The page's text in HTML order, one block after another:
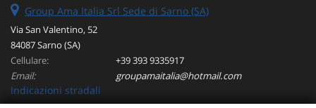
Group Ama Italia Srl Sede di Sarno (SA)
Via San Valentino, 52
84087 Sarno (SA)
Cellulare:
+39 393 9335917
Email:
groupamaitalia@hotmail.com
Indicazioni stradali